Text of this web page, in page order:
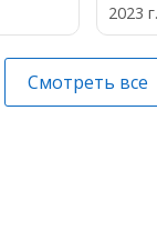
2023
Смотреть все